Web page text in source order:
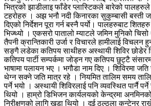
भित्रको झाडीलाइ फाँडेर प्लास्टिकले बारेको
टहरोहरु । अझ भनौ नदी किनारका सुकुम्बासी बस्ती
दिएको निर्देशन पूरा गर्न बस्नै पर्यो। पालहरुबाट
भिज्थ्यो । एकसरो पातालो म्याटले जमिन मुनिको
तैपनी क्रान्तिकारी उर्जा र विचारले हामीलाई विचलन
सङ्गै लडेका कतिपय साथीहरु अस्थायी शिविर छोडेर
कतिपय पार्टी सम्पर्कमा जोड्न गए कतिपय छुट्टै
भाषामा पलायन भए । भगौडा नाम दिए । शिविरमा
थेग्न सक्ने जति मात्र रहे । नियमित तालिम समय
पर्ने भयो । अस्थायी शिविरलाई पनि व्यवस्थित पार्नै
थियो । हाम्रो डिभिजन कार्यलयको केन्द्रमा
निरीक्षणको लागि खडा थियो । दुई ठुल्ठुला कन्टेनर